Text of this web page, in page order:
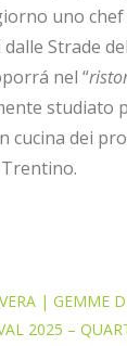
uno
Strade
nel “
studiato
cucina dei
| GEMME
2025 –